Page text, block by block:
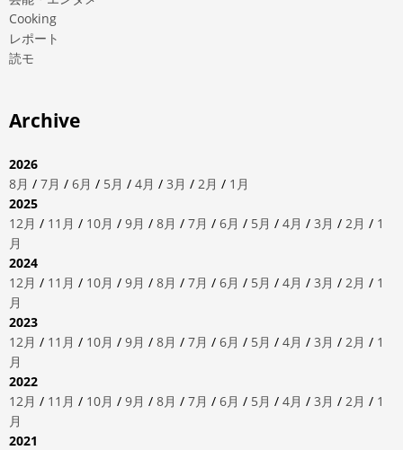
Cooking
レポート
読モ
Archive
2026
8月 / 7月 / 6月 / 5月 / 4月 / 3月 / 2月 / 1月
2025
12月 / 11月 / 10月 / 9月 / 8月 / 7月 / 6月 / 5月 / 4月 / 3月 / 2月 / 1
月
2024
12月 / 11月 / 10月 / 9月 / 8月 / 7月 / 6月 / 5月 / 4月 / 3月 / 2月 / 1
月
2023
12月 / 11月 / 10月 / 9月 / 8月 / 7月 / 6月 / 5月 / 4月 / 3月 / 2月 / 1
月
2022
12月 / 11月 / 10月 / 9月 / 8月 / 7月 / 6月 / 5月 / 4月 / 3月 / 2月 / 1
月
2021